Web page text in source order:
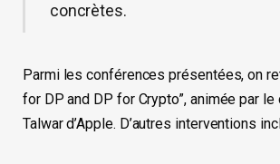
concrètes.
Parmi les conférences présentées, on
for DP and DP for Crypto”, animée par le
Talwar d’Apple. D’autres interventions